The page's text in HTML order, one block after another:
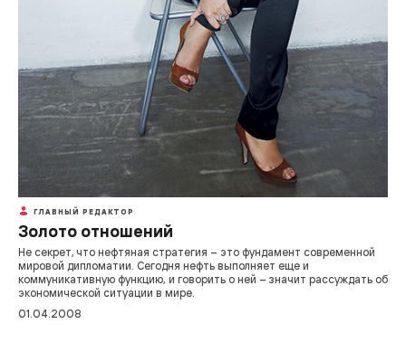
ГЛАВНЫЙ РЕДАКТОР
Золото отношений
Не секрет, что нефтяная стратегия – это фундамент современной
мировой дипломатии. Сегодня нефть выполняет еще и
коммуникативную функцию, и говорить о ней – значит рассуждать об
экономической ситуации в мире.
01.04.2008